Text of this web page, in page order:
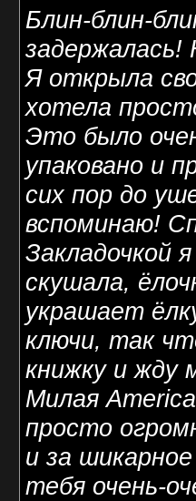
Блин-блин-
задержалась!
Я открыла
хотела
Это было
упаковано и
сих пор до
вспоминаю!
Закладочкой
скушала,
украшает
ключи, так
книжку и жду
Милая
просто
и за
тебя очень-